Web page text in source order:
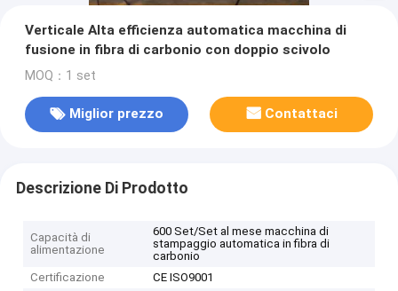
Verticale Alta efficienza automatica macchina di
fusione in fibra di carbonio con doppio scivolo
MOQ：1 set
Miglior prezzo Contattaci
Descrizione Di Prodotto
Capacità di
alimentazione
600 Set/Set al mese macchina di
stampaggio automatica in fibra di
carbonio
Certificazione
CE ISO9001